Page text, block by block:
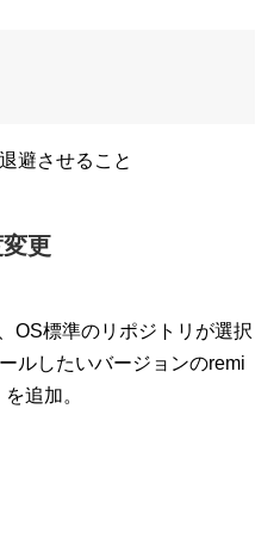
避させること
更
OS標準のリポジトリが選択
ルしたいバージョンのremi
追加。